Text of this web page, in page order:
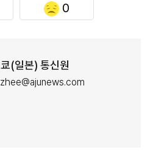
0
(일본) 통신원